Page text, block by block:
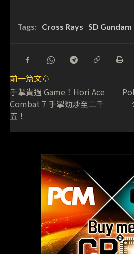
Tags: Cross Rays SD Gundam
前一篇文章
手掣貴過 Game！Hori Ace
Combat 7 手掣勁炒至二千
五！